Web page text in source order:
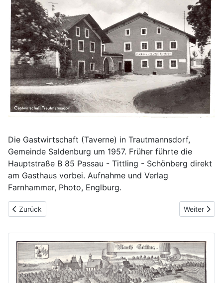
Die Gastwirtschaft (Taverne) in Trautmannsdorf,
Gemeinde Saldenburg um 1957. Früher führte die
Hauptstraße B 85 Passau - Tittling - Schönberg direkt
am Gasthaus vorbei. Aufnahme und Verlag
Farnhammer, Photo, Englburg.
Vorheriger Beitrag: Saldenburg um 1960
Zurück Nächster
Weiter